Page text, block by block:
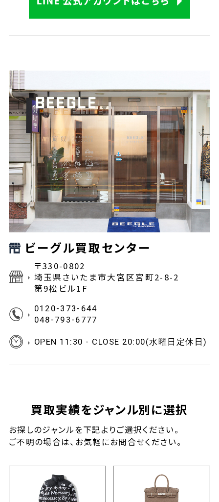
ビーグル買取センター
〒330-0802
埼玉県さいたま市大宮区宮町2-8-2
第9松ビル1F
0120-373-644
048-793-6777
OPEN 11:30 - CLOSE 20:00(水曜日定休日)
買取実績をジャンル別に選択
お探しのジャンルを下記よりご選択ください。
ご不明の場合は、お気軽にお問合せください。